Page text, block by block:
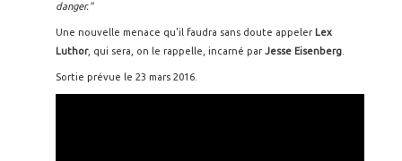
danger."
Une nouvelle menace qu'il faudra sans doute appeler Lex
Luthor, qui sera, on le rappelle, incarné parJesse Eisenberg
Sortie prévue le 23 mars 2016.